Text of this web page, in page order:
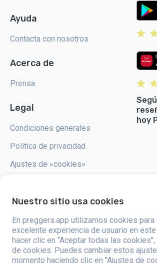
Ayuda
Contacta con nosotros
Acerca de
Prensa
Legal
Condiciones generales
Política de privacidad
Ajustes de «cookies»
hoy
Preggers, creado por el estudio de aplicaciones
2017, tiene como objetivo simplificar la paternidad
nuevos padres de todo el mundo. Con un equipo
colaboraciones con expertos, han desarrollado
usar que son utilizadas por más de dos millones de
ofrece una experiencia única en 3D, proporcionando
Nuestro sitio usa cookies
En preggers.app utilizamos cookies para
excelente experiencia de usuario en
hacer clic en "Aceptar todas las
de cookies. Puedes cambiar estos
momento haciendo clic en "Ajustes de